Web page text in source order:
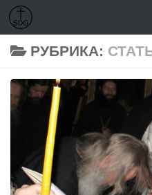
Перейти к содержимому
РУБРИКА: